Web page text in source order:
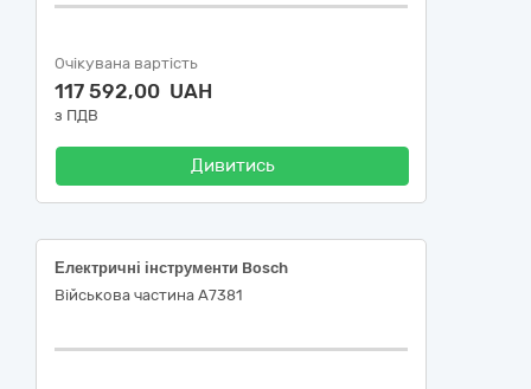
Очікувана вартість
117 592,00 UAH
з ПДВ
Дивитись
Електричні інструменти Bosch
Військова частина А7381